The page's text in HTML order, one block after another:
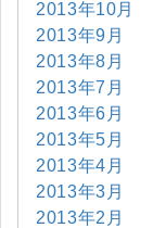
2013年10月
2013年9月
2013年8月
2013年7月
2013年6月
2013年5月
2013年4月
2013年3月
2013年2月